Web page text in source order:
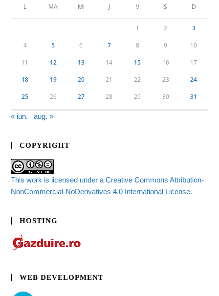
L MA MI J V S D
1 2 3
4 5 6 7 8 9 10
11 12 13 14 15 16 17
18 19 20 21 22 23 24
25 26 27 28 29 30 31
« iun. aug. »
COPYRIGHT
This work is licensed under a Creative Commons Attribution-
NonCommercial-NoDerivatives 4.0 International License.
HOSTING
WEB DEVELOPMENT